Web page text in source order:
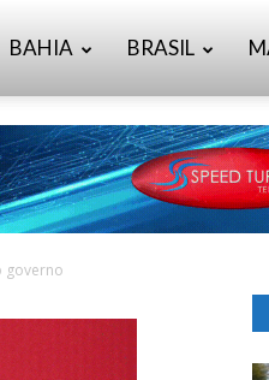
BAHIA BRASIL
governo